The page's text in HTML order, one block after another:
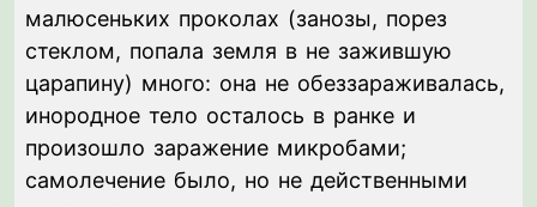
малюсеньких проколах (занозы, порез
стеклом, попала земля в не зажившую
царапину) много: она не обеззараживалась,
инородное тело осталось в ранке и
произошло заражение микробами;
самолечение было, но не действенными